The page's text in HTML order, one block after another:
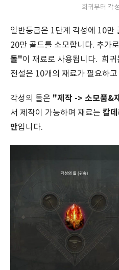
희귀부터 각
일반등급은 1단계 각성에 10만
20만 골드를 소모합니다. 추가
돌"이 재료로 사용됩니다. 희
전설은 10개의 재료가 필요하
각성의 돌은 "제작 -> 소모품&
서 제작이 가능하며 재료는 칼
만입니다.